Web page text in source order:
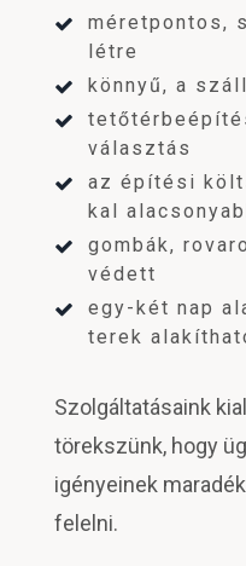
méretpontos,
létre
könnyű, a
választás
az építési
kal
gombák,
védett
egy-két nap
terek
Szolgáltatásaink
törekszünk, hogy
igényeinek
felelni.